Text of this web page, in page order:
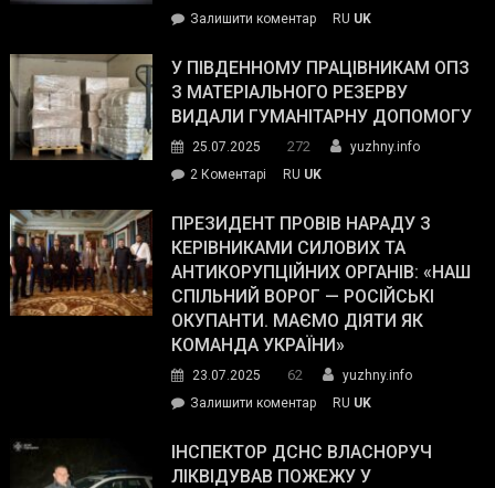
Залишити коментарon
завойовує
симпатії
виборців
The
Street
Journal.
RU UK
У ПІВДЕННОМУ ПРАЦІВНИКАМ ОПЗ
З МАТЕРІАЛЬНОГО РЕЗЕРВУ
ВИДАЛИ ГУМАНІТАРНУ ДОПОМОГУ
25.07.2025 272
yuzhny.info
2 Коментарі
Південному
працівникам
ОПЗ
з
матеріального
резерву
гуманітарну
допомогу
RU UK
ПРЕЗИДЕНТ ПРОВІВ НАРАДУ З
КЕРІВНИКАМИ СИЛОВИХ ТА
АНТИКОРУПЦІЙНИХ ОРГАНІВ: «НАШ
СПІЛЬНИЙ ВОРОГ — РОСІЙСЬКІ
ОКУПАНТИ. МАЄМО ДІЯТИ ЯК
КОМАНДА УКРАЇНИ»
23.07.2025 62
yuzhny.info
Залишити коментарon
провів
нараду
RU UK
ІНСПЕКТОР ДСНС ВЛАСНОРУЧ
ЛІКВІДУВАВ ПОЖЕЖУ У